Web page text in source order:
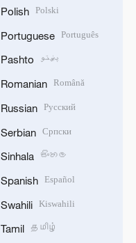
Polish Polski
Portuguese Português
Pashto پښتو
Romanian Română
Russian Русский
Serbian Српски
Sinhala සිංහල
Spanish Español
Swahili Kiswahili
Tamil தமிழ்